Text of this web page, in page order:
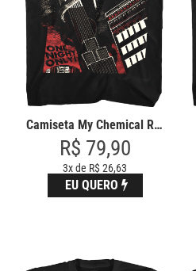
Camiseta My Chemical Romance On
R$ 79,90
3x de R$ 26,63
EU QUERO